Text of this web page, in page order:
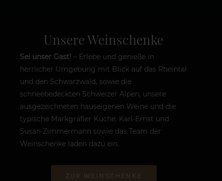
Unsere Weinschenke
Sei unser Gast! – Erlebe und genieße in
herrlicher Umgebung mit Blick auf das Rheintal
und den Schwarzwald, sowie die
schneebedeckten Schweizer Alpen, unsere
ausgezeichneten hauseigenen Weine und die
typische Markgräfler Küche. Karl-Ernst und
Susan Zimmermann sowie das Team der
Weinschenke laden dazu ein.
ZUR WEINSCHENKE